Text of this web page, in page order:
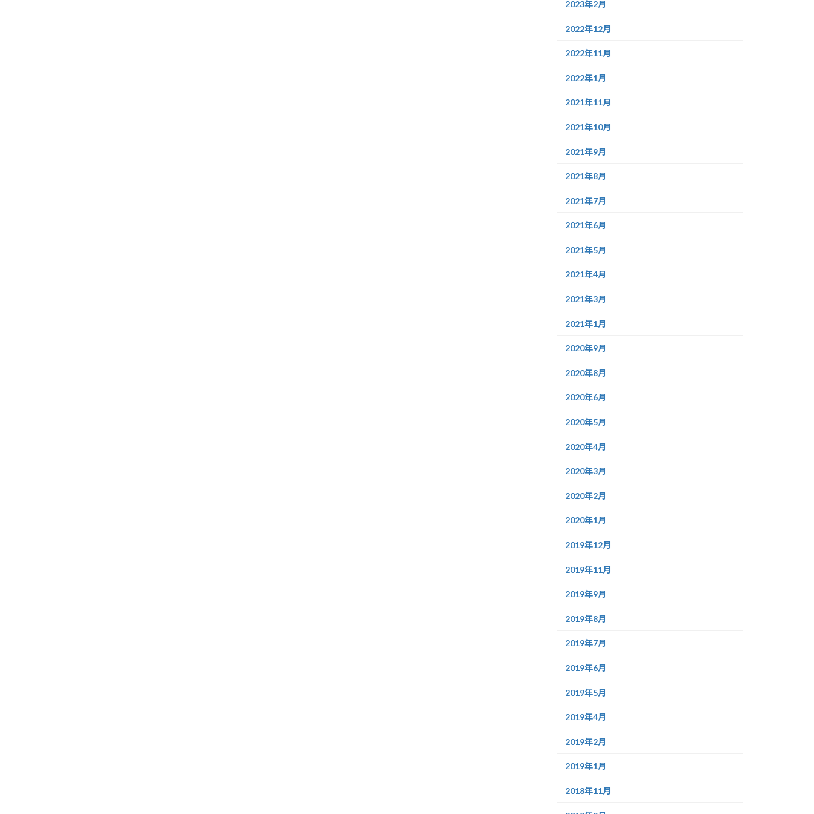
2023年2月
2022年12月
2022年11月
2022年1月
2021年11月
2021年10月
2021年9月
2021年8月
2021年7月
2021年6月
2021年5月
2021年4月
2021年3月
2021年1月
2020年9月
2020年8月
2020年6月
2020年5月
2020年4月
2020年3月
2020年2月
2020年1月
2019年12月
2019年11月
2019年9月
2019年8月
2019年7月
2019年6月
2019年5月
2019年4月
2019年2月
2019年1月
2018年11月